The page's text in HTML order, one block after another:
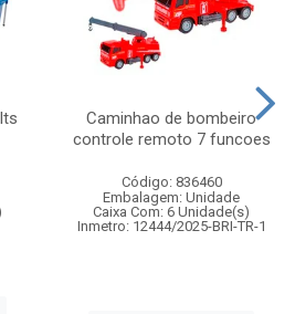
Caminhao de bombeiro
controle remoto 7 funcoes
Código: 836460
Embalagem: Unidade
Caixa Com: 6 Unidade(s)
Inmetro: 12444/2025-BRI-TR-1